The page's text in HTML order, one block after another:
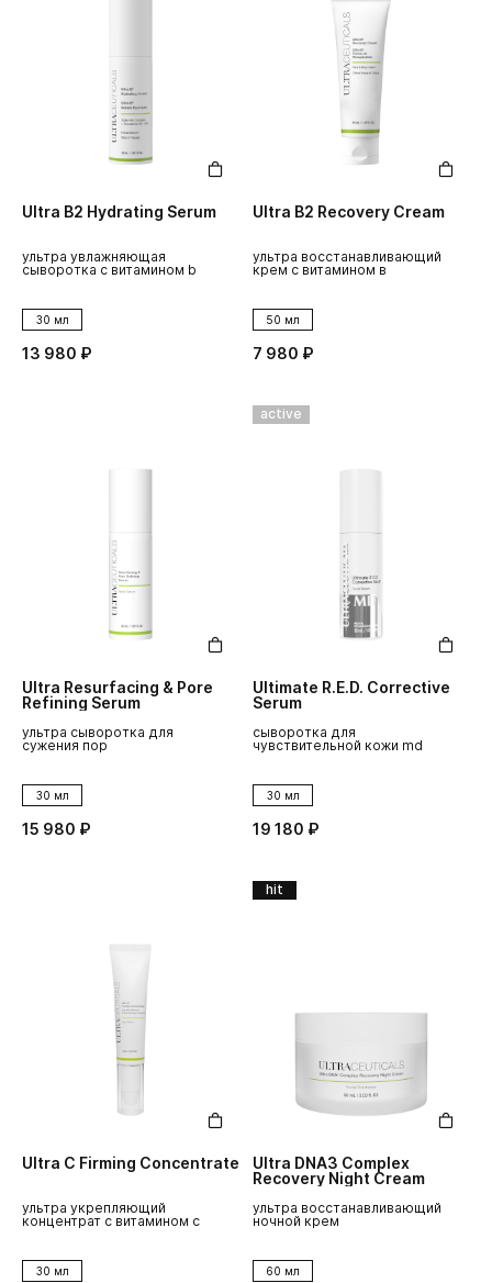
Ultra B2 Hydrating Serum
ультра увлажняющая
сыворотка с витамином b
30 мл
13 980 ₽
Ultra B2 Recovery Cream
ультра восстанавливающий
крем с витамином в
50 мл
7 980 ₽
Ultra Resurfacing & Pore
Refining Serum
ультра сыворотка для
сужения пор
30 мл
15 980 ₽
active
Ultimate R.E.D. Corrective
Serum
сыворотка для
чувствительной кожи md
30 мл
19 180 ₽
Ultra C Firming Concentrate
ультра укрепляющий
концентрат с витамином с
30 мл
hit
Ultra DNA3 Complex
Recovery Night Cream
ультра восстанавливающий
ночной крем
60 мл